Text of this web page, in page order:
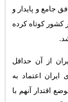
جامع و پایدار و
کوتاه کرده
ایران از آن حداقل
اعتماد به
اقتدار آنهم با